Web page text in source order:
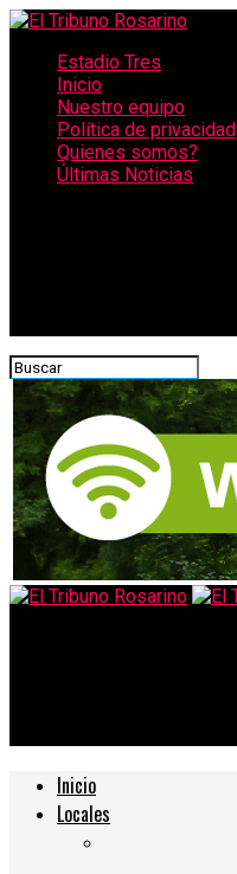
Estadio Tres
Inicio
Nuestro equipo
Política de privacidad
Quienes somos?
Últimas Noticias
Inicio
Locales